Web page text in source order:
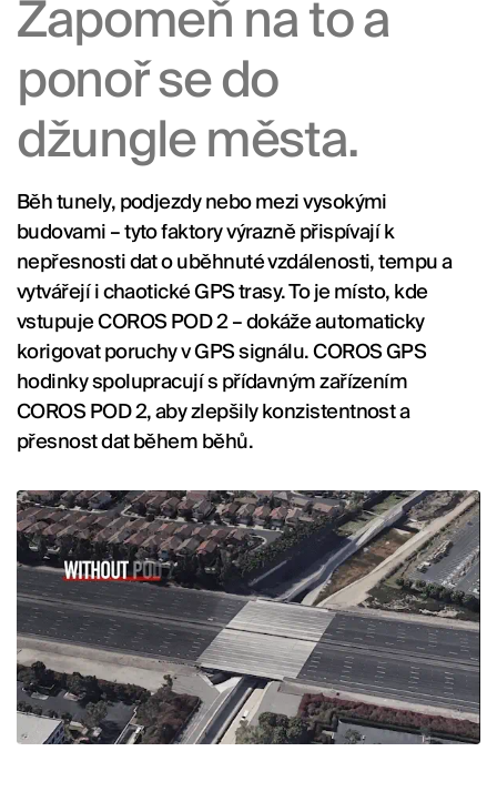
Zapomeň na to a
ponoř se do
džungle města.
Běh tunely, podjezdy nebo mezi vysokými
budovami – tyto faktory výrazně přispívají k
nepřesnosti dat o uběhnuté vzdálenosti, tempu a
vytvářejí i chaotické GPS trasy. To je místo, kde
vstupuje COROS POD 2 – dokáže automaticky
korigovat poruchy v GPS signálu. COROS GPS
hodinky spolupracují s přídavným zařízením
COROS POD 2, aby zlepšily konzistentnost a
přesnost dat během běhů.